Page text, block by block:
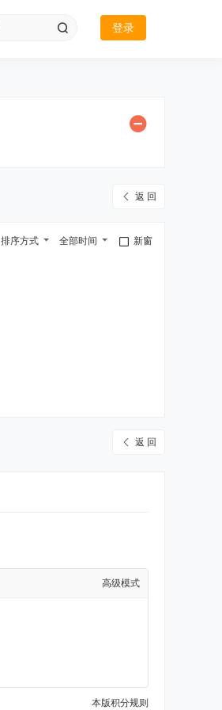
登录
返 回
新窗
全部时间
排序方式
返 回
高级模式
本版积分规则